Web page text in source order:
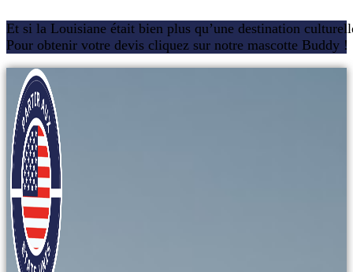
Et si la Louisiane était bien plus qu’une destination
Pour obtenir votre devis cliquez sur notre mascotte Buddy !